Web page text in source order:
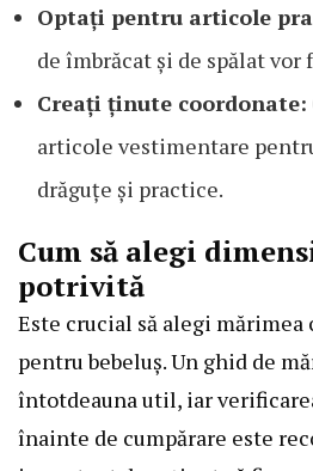
Optați pentru articole
de îmbrăcat și de spălat
Creați ținute coordonate:
articole vestimentare
drăguțe și practice.
Cum să alegi
potrivită
Este crucial să alegi
pentru bebeluș. Un ghid de
întotdeauna util, iar
înainte de cumpărare este